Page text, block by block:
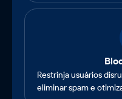
Restrinja usuários
eliminar spam e